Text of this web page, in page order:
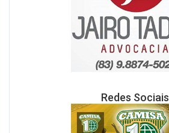
Redes Sociais